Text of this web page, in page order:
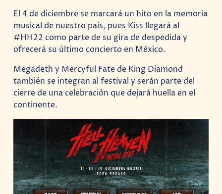
El 4 de diciembre se marcará un hito en la memoria
musical de nuestro país, pues Kiss llegará al
#HH22 como parte de su gira de despedida y
ofrecerá su último concierto en México.
Megadeth y Mercyful Fate de King Diamond
también se integran al festival y serán parte del
cierre de una celebración que dejará huella en el
continente.